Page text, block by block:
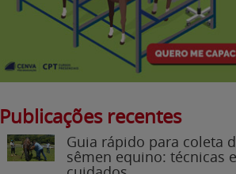
Publicações recentes
Guia rápido para coleta de
sêmen equino: técnicas e
cuidados